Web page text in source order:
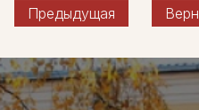
Предыдущая